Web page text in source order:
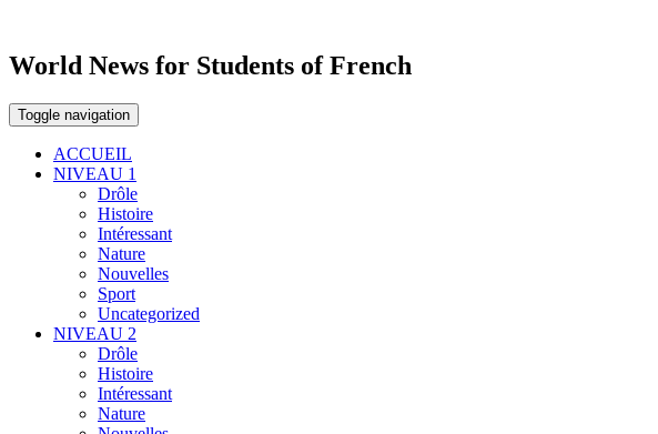
World News for Students of French
Toggle navigation
ACCUEIL
NIVEAU 1
Drôle
Histoire
Intéressant
Nature
Nouvelles
Sport
Uncategorized
NIVEAU 2
Drôle
Histoire
Intéressant
Nature